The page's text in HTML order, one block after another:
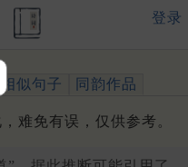
登录
相似句子 同韵作品
难免有误，仅供参考。